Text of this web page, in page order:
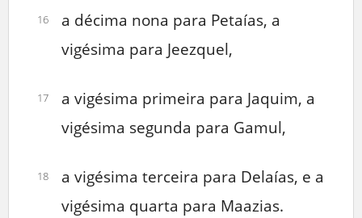
16
a décima nona para Petaías, a
vigésima para Jeezquel,
17
a vigésima primeira para Jaquim, a
vigésima segunda para Gamul,
18
a vigésima terceira para Delaías, e a
vigésima quarta para Maazias.